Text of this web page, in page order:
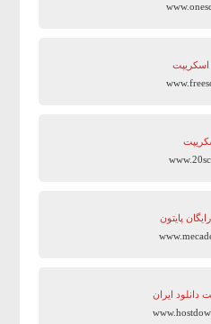
پایتون
دانلود ایران